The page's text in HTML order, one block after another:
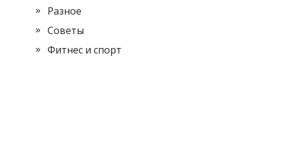
Разное
Советы
Фитнес и спорт